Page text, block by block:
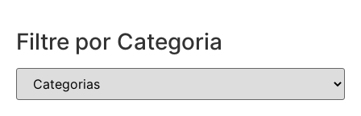
Filtre por Categoria